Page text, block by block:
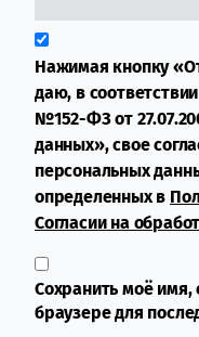
Нажимая кнопку
даю, в
№152-ФЗ от
данных», свое
персональных
определенных в
Согласии на
Сохранить моё имя,
браузере для